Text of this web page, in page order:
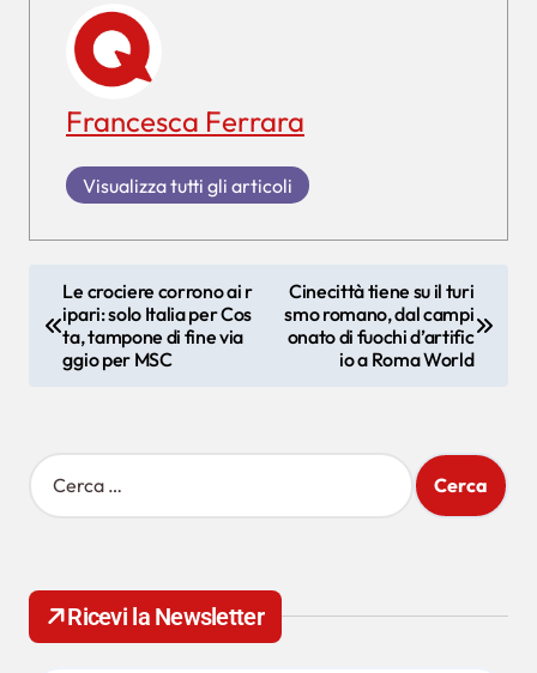
Francesca Ferrara
Visualizza tutti gli articoli
a
z
o
n
Le crociere corrono ai r
ipari: solo Italia per Cos
ta, tampone di fine via
ggio per MSC
Cinecittà tiene su il turi
smo romano, dal campi
onato di fuochi d’artific
io a Roma World
R
i
c
p
Ricevi la Newsletter